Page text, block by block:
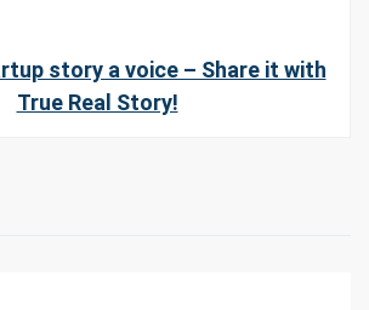
story a voice – Share it with
True Real Story!